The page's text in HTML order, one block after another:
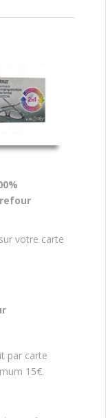
votre carte
par carte
15€.